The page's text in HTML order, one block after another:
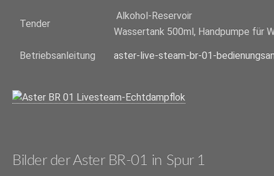
Tender
Alkohol-Reservoir
Wassertank 500ml, Handpumpe für
Betriebsanleitung aster-live-steam-br-01-
Bilder der Aster BR-01 in Spur 1